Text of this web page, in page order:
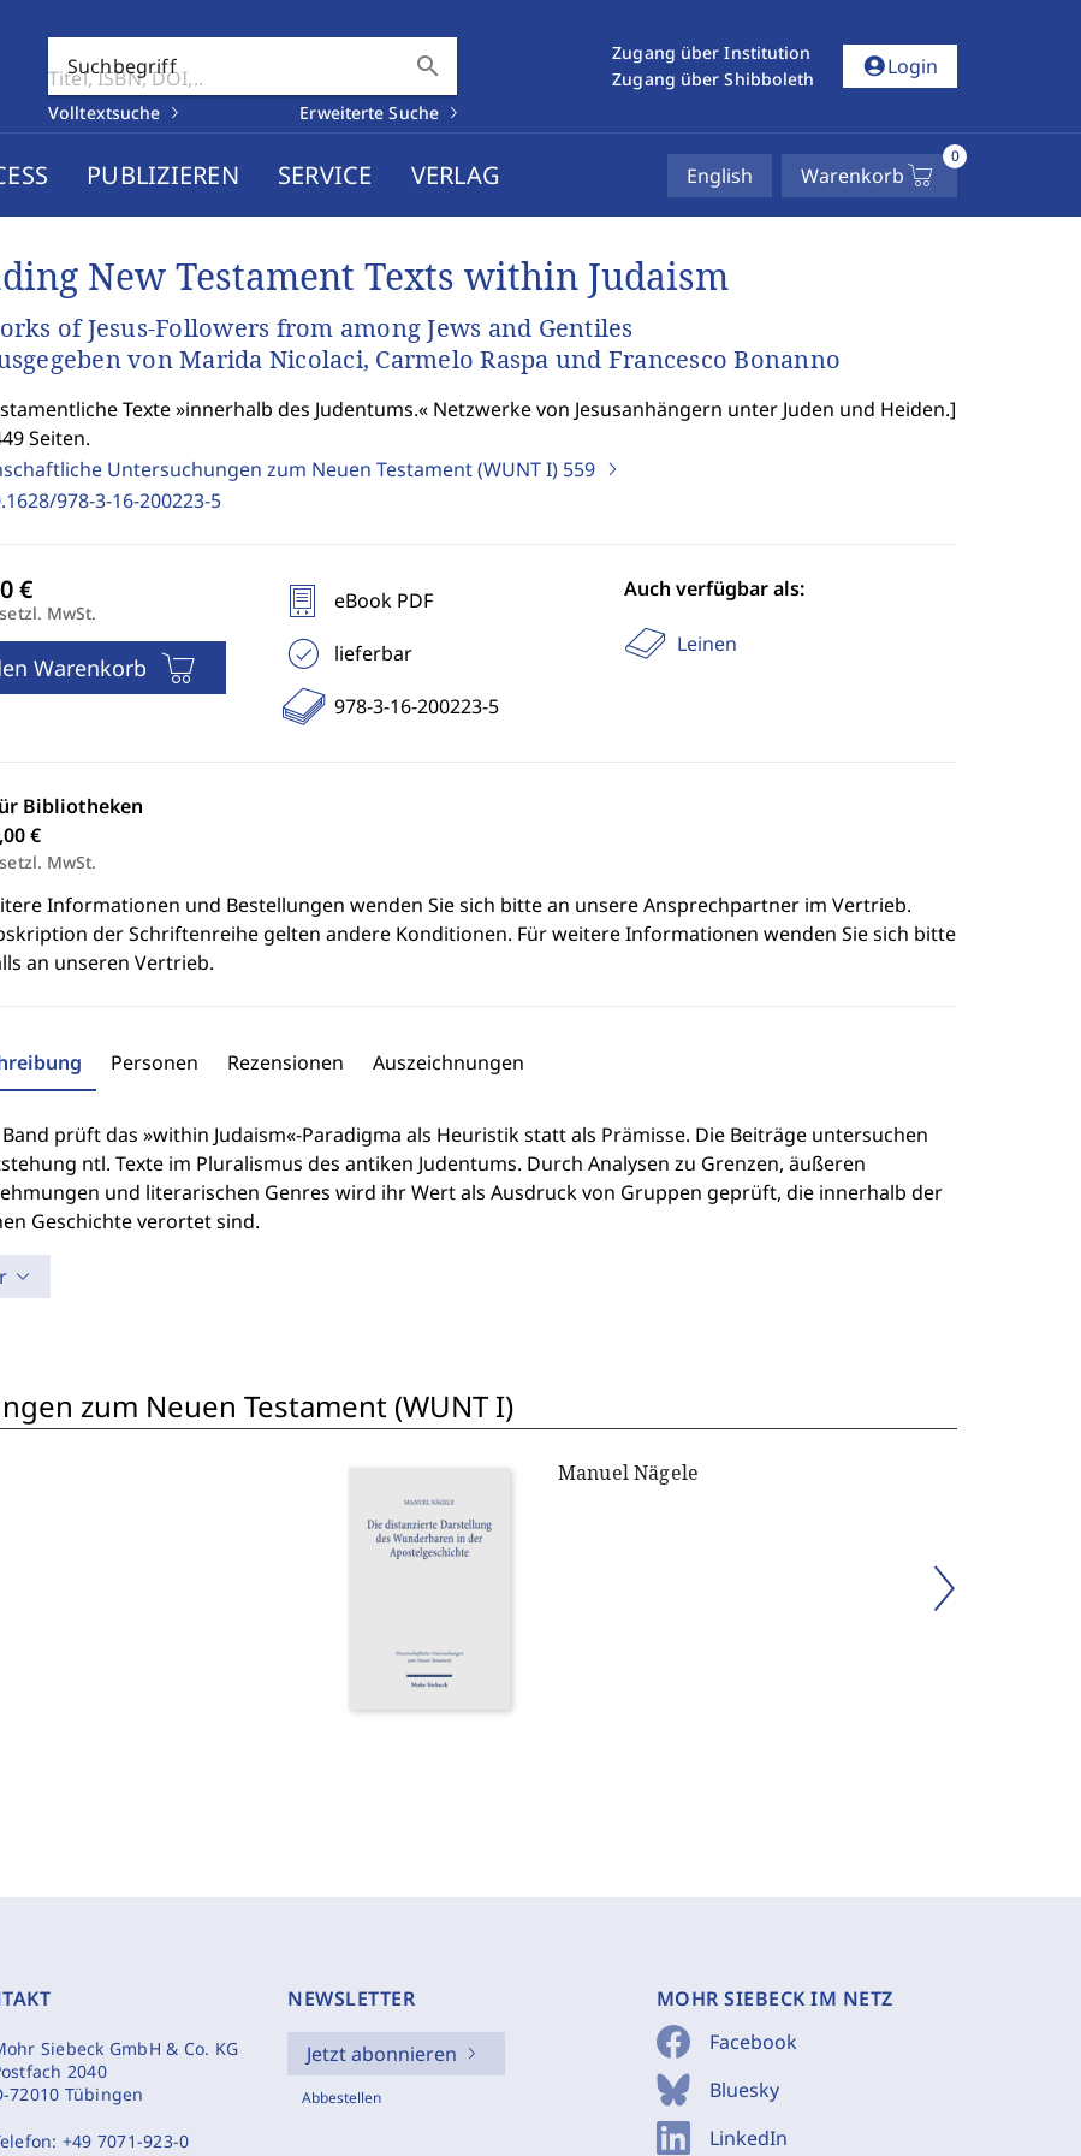
Suchbegriff search
Volltextsuche Erweiterte Suche
Zugang über Institution
Zugang über Shibboleth
account_circleLogin
PUBLIZIEREN SERVICE VERLAG English Warenkorb
0
New Testament Texts within Judaism
of Jesus-Followers from among Jews and Gentiles
von Marida Nicolaci, Carmelo Raspa und Francesco Bonanno
Texte »innerhalb des Judentums.« Netzwerke von Jesusanhängern unter Juden und Heiden.]
Seiten.
Untersuchungen zum Neuen Testament (WUNT I) 559
978-3-16-200223-5
MwSt.
Warenkorb
eBook PDF
lieferbar
978-3-16-200223-5
Auch verfügbar als:
Leinen
Bibliotheken
€
MwSt.
Informationen und Bestellungen wenden Sie sich bitte an unsere Ansprechpartner im Vertrieb.
der Schriftenreihe gelten andere Konditionen. Für weitere Informationen wenden Sie sich bitte
an unseren Vertrieb.
Personen Rezensionen Auszeichnungen
prüft das »within Judaism«-Paradigma als Heuristik statt als Prämisse. Die Beiträge untersuchen
ntl. Texte im Pluralismus des antiken Judentums. Durch Analysen zu Grenzen, äußeren
und literarischen Genres wird ihr Wert als Ausdruck von Gruppen geprüft, die innerhalb der
Geschichte verortet sind.
zum Neuen Testament (WUNT I)
Manuel Nägele
Siebeck GmbH & Co. KG
2040
72010 Tübingen
+49 7071-923-0
NEWSLETTER
Jetzt abonnieren
Abbestellen
MOHR SIEBECK IM NETZ
Facebook
Bluesky
LinkedIn